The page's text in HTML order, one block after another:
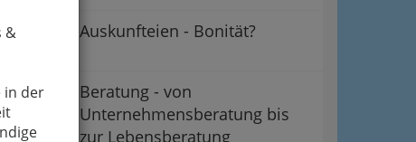
&
in der
Auskunfteien - Bonität?
Beratung - von
Unternehmensberatung bis
zur Lebensberatung